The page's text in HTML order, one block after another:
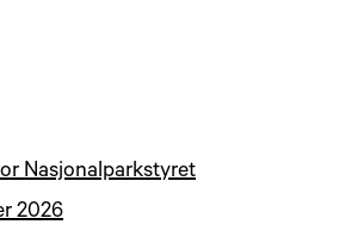
Nasjonalparkstyret
2026